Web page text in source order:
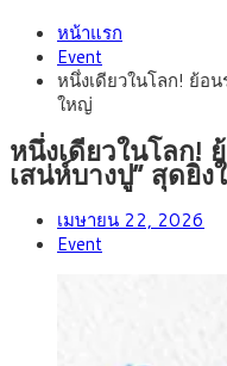
หน้าแรก
Event
หนึ่งเดียวในโลก! ย้อ
ใหญ่
หนึ่งเดียวในโลก!
เสน่ห์บางปู” สุดยิ่
เมษายน 22, 2026
Event